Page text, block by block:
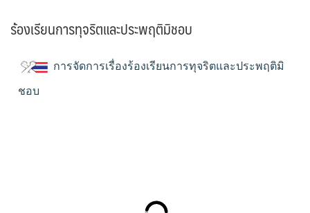
ร้องเรียนการทุจริตและประพฤติมิชอบ
การจัดการเรื่องร้องเรียนการทุจริตและประพฤติมิ
ชอบ